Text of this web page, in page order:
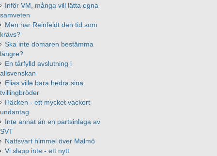
Inför VM, många vill lätta egna
samveten
Men har Reinfeldt den tid som
krävs?
Ska inte domaren bestämma
längre?
En tårfylld avslutning i
allsvenskan
Elias ville bara hedra sina
tvillingbröder
Häcken - ett mycket vackert
undantag
Inte annat än en partsinlaga av
SVT
Nattsvart himmel över Malmö
Vi slapp inte - ett nytt